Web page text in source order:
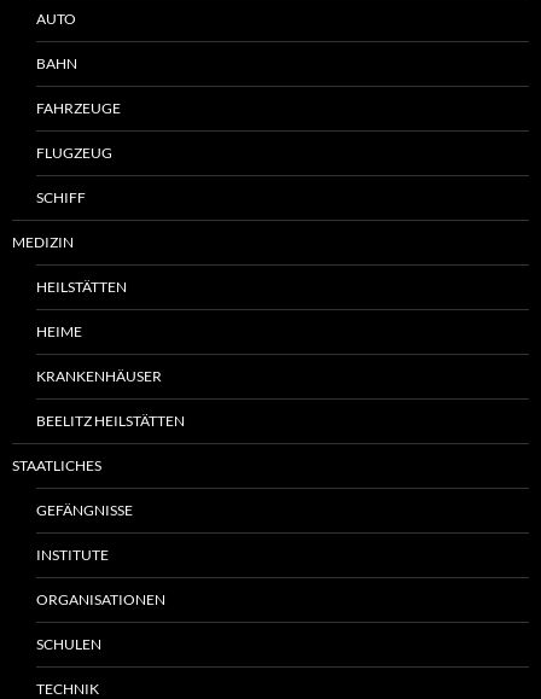
AUTO
BAHN
FAHRZEUGE
FLUGZEUG
SCHIFF
MEDIZIN
HEILSTÄTTEN
HEIME
KRANKENHÄUSER
BEELITZ HEILSTÄTTEN
STAATLICHES
GEFÄNGNISSE
INSTITUTE
ORGANISATIONEN
SCHULEN
TECHNIK